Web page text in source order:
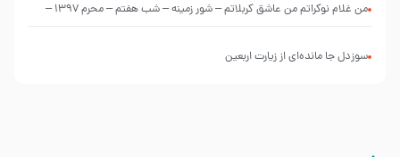
من غلام نوکراتم من عاشق کربلاتم – شور زمینه – شب هفتم – محرم 1397 –
سوزدل جا مانده‌ای از زیارت اربعین